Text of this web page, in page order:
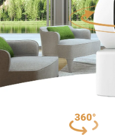
360°